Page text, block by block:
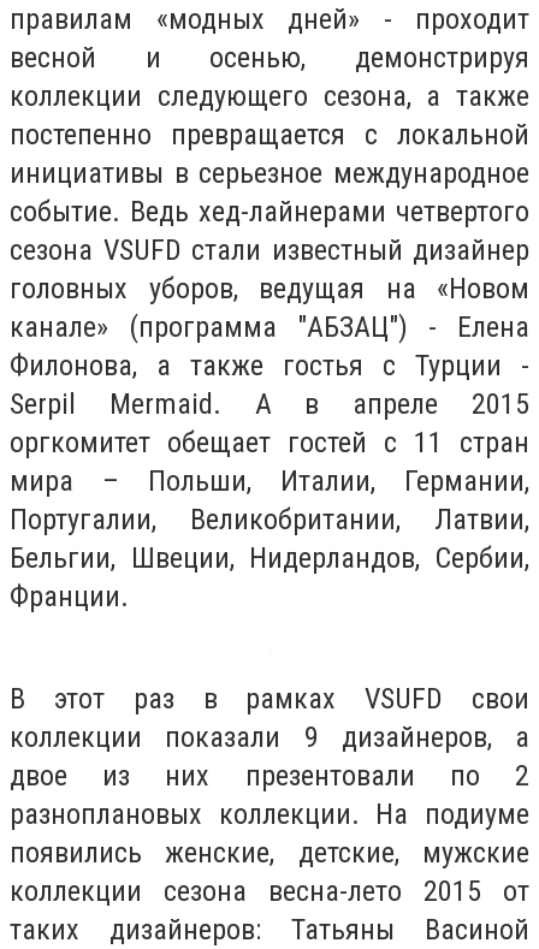
правилам «модных дней» - проходит
весной и осенью, демонстрируя
коллекции следующего сезона, а также
постепенно превращается с локальной
инициативы в серьезное международное
событие. Ведь хед-лайнерами четвертого
сезона VSUFD стали известный дизайнер
головных уборов, ведущая на «Новом
канале» (программа "АБЗАЦ") - Елена
Филонова, а также гостья с Турции -
Serpil Mermaid. А в апреле 2015
оргкомитет обещает гостей с 11 стран
мира – Польши, Италии, Германии,
Португалии, Великобритании, Латвии,
Бельгии, Швеции, Нидерландов, Сербии,
Франции.
В этот раз в рамках VSUFD свои
коллекции показали 9 дизайнеров, а
двое из них презентовали по 2
разноплановых коллекции. На подиуме
появились женские, детские, мужские
коллекции сезона весна-лето 2015 от
таких дизайнеров: Татьяны Васиной